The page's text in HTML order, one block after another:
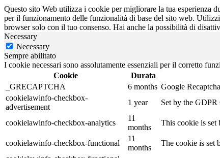
Questo sito Web utilizza i cookie per migliorare la tua esperienza
per il funzionamento delle funzionalità di base del sito web.
browser solo con il tuo consenso. Hai anche la possibilità di
Necessary
Necessary
Sempre abilitato
I cookie necessari sono assolutamente essenziali per il corretto
Cookie
Durata
_GRECAPTCHA
6 months Google
cookielawinfo-checkbox-
advertisement
1 year Set by the GDPR
cookielawinfo-checkbox-analytics
11
months
This cookie is set
cookielawinfo-checkbox-functional
11
months
The cookie is set